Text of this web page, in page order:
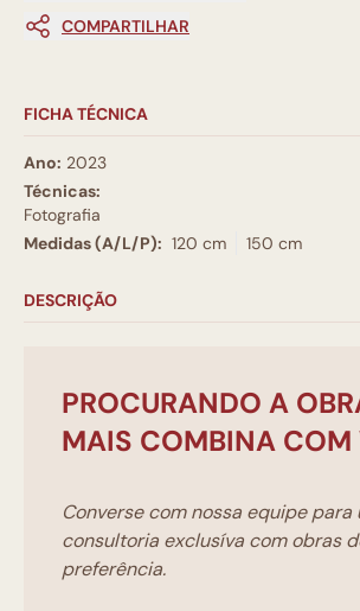
COMPARTILHAR
FICHA TÉCNICA
Ano: 2023
Técnicas:
Fotografia
Medidas (A/L/P): 120 cm 150 cm
DESCRIÇÃO
PROCURANDO A
MAIS COMBINA COM
Converse com nossa equipe para
consultoria exclusíva com obras
preferência.